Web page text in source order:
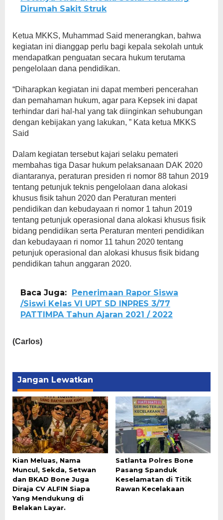
Dirumah Sakit Struk
Ketua MKKS, Muhammad Said menerangkan, bahwa
kegiatan ini dianggap perlu bagi kepala sekolah untuk
mendapatkan penguatan secara hukum terutama
pengelolaan dana pendidikan.
“Diharapkan kegiatan ini dapat memberi pencerahan
dan pemahaman hukum, agar para Kepsek ini dapat
terhindar dari hal-hal yang tak diinginkan sehubungan
dengan kebijakan yang lakukan, ” Kata ketua MKKS
Said
Dalam kegiatan tersebut kajari selaku pemateri
membahas tiga Dasar hukum pelaksanaan DAK 2020
diantaranya, peraturan presiden ri nomor 88 tahun 2019
tentang petunjuk teknis pengelolaan dana alokasi
khusus fisik tahun 2020 dan Peraturan menteri
pendidikan dan kebudayaan ri nomor 1 tahun 2019
tentang petunjuk operasional dana alokasi khusus fisik
bidang pendidikan serta Peraturan menteri pendidikan
dan kebudayaan ri nomor 11 tahun 2020 tentang
petunjuk operasional dan alokasi khusus fisik bidang
pendidikan tahun anggaran 2020.
Baca Juga:
Penerimaan Rapor Siswa
/Siswi Kelas VI UPT SD INPRES 3/77
PATTIMPA Tahun Ajaran 2021 / 2022
(Carlos)
Jangan Lewatkan
Kian Meluas, Nama
Muncul, Sekda, Setwan
dan BKAD Bone Juga
Diraja CV ALFIN Siapa
Yang Mendukung di
Belakan Layar.
Satlanta Polres Bone
Pasang Spanduk
Keselamatan di Titik
Rawan Kecelakaan